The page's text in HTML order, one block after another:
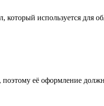
который используется
её оформление